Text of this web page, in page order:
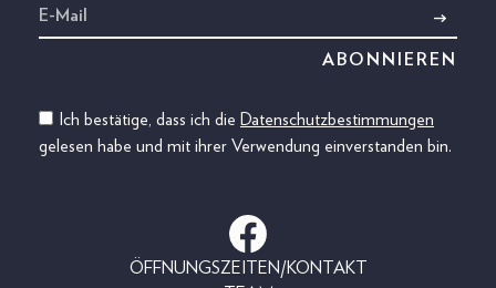
Ich bestätige, dass ich die Datenschutzbestimmungen
gelesen habe und mit ihrer Verwendung einverstanden bin.
ÖFFNUNGSZEITEN/KONTAKT